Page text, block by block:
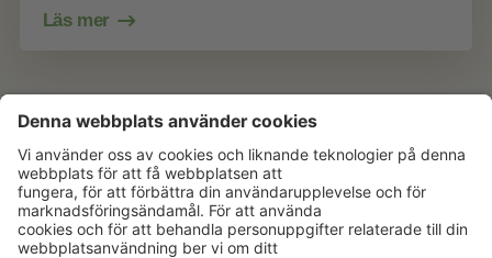
Läs mer